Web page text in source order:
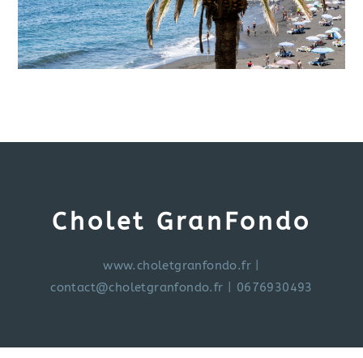
Cholet GranFondo
www.choletgranfondo.fr
contact@choletgranfondo.fr | 0676930493